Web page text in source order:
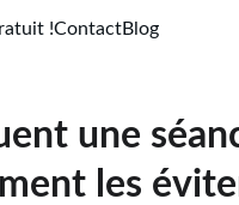
!ContactBlog
une
les